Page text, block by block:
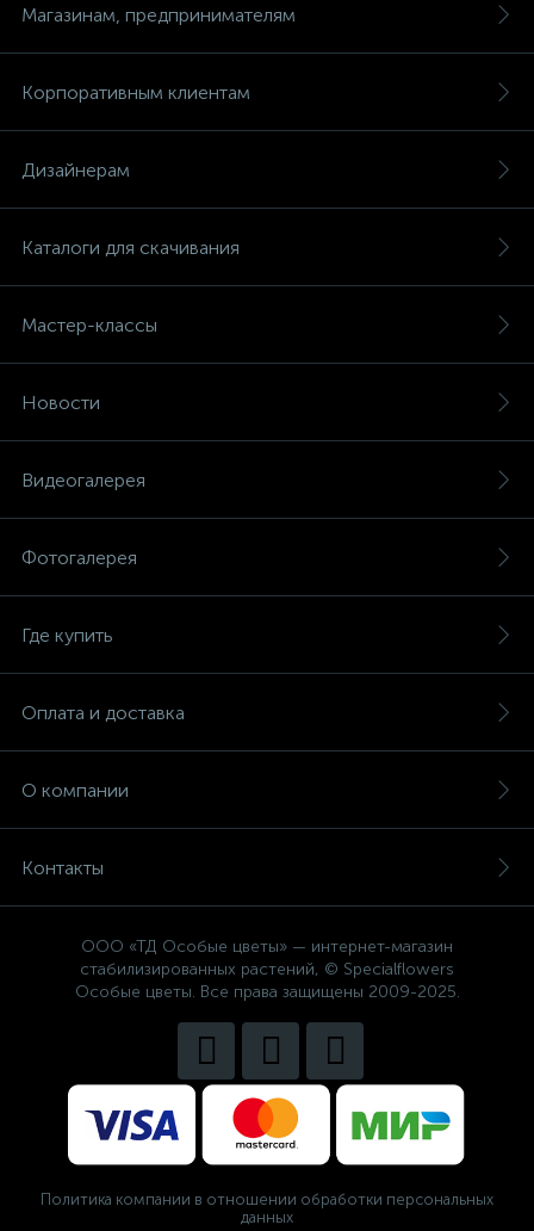
Магазинам, предпринимателям
Корпоративным клиентам
Дизайнерам
Каталоги для скачивания
Мастер-классы
Новости
Видеогалерея
Фотогалерея
Где купить
Оплата и доставка
О компании
Контакты
ООО «ТД Особые цветы» — интернет-магазин
стабилизированных растений, © Specialflowers
Особые цветы. Все права защищены 2009-2025.
Политика компании в отношении обработки персональных
данных